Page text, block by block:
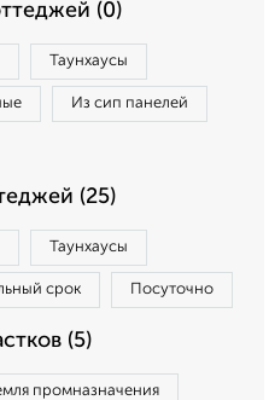
(0)
Таунхаусы
Из сип панелей
(25)
Таунхаусы
срок Посуточно
(5)
промназначения